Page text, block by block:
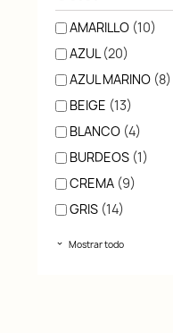
AMARILLO (10)
AZUL(20)
AZUL MARINO (8)
BEIGE (13)
BLANCO (4)
BURDEOS (1)
CREMA (9)
GRIS (14)
Mostrar todo